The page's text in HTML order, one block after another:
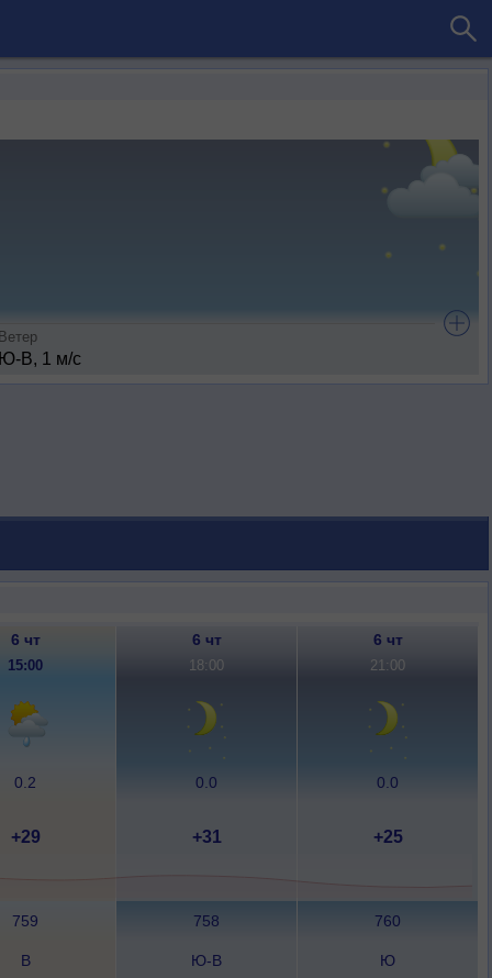
В, 1 м/с
6 чт 6 чт 6 чт
15:00 18:00 21:00
0.2 0.0 0.0
+29 +31 +25
759 758 760
В
Ю-В
Ю